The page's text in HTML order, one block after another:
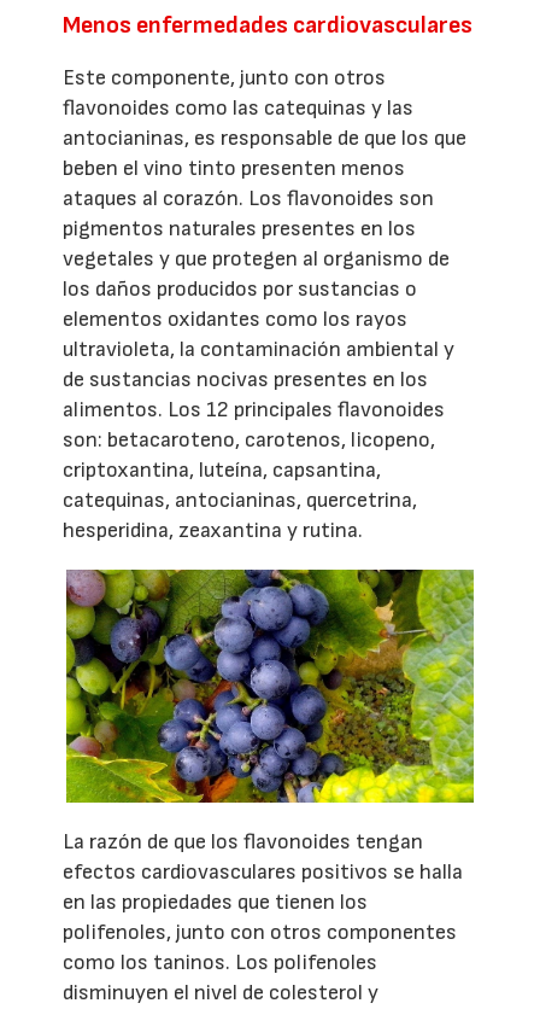
Menos enfermedades cardiovasculares
Este componente, junto con otros
flavonoides como las catequinas y las
antocianinas, es responsable de que los que
beben el vino tinto presenten menos
ataques al corazón. Los flavonoides son
pigmentos naturales presentes en los
vegetales y que protegen al organismo de
los daños producidos por sustancias o
elementos oxidantes como los rayos
ultravioleta, la contaminación ambiental y
de sustancias nocivas presentes en los
alimentos. Los 12 principales flavonoides
son: betacaroteno, carotenos, licopeno,
criptoxantina, luteína, capsantina,
catequinas, antocianinas, quercetrina,
hesperidina, zeaxantina y rutina.
La razón de que los flavonoides tengan
efectos cardiovasculares positivos se halla
en las propiedades que tienen los
polifenoles, junto con otros componentes
como los taninos. Los polifenoles
disminuyen el nivel de colesterol y